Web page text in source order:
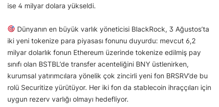
ise 4 milyar dolara yükseldi.
Dünyanın en büyük varlık yöneticisi BlackRock, 3 Ağustos’ta
iki yeni tokenize para piyasası fonunu duyurdu: mevcut 6,2
milyar dolarlık fonun Ethereum üzerinde tokenize edilmiş pay
sınıfı olan BSTBL’de transfer acenteliğini BNY üstlenirken,
kurumsal yatırımcılara yönelik çok zincirli yeni fon BRSRV’de bu
rolü Securitize yürütüyor. Her iki fon da stablecoin ihraççıları için
uygun rezerv varlığı olmayı hedefliyor.